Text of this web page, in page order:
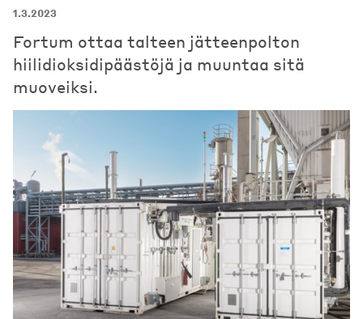
1.3.2023
Fortum ottaa talteen jätteenpolton
hiilidioksidipäästöjä ja muuntaa sitä
muoveiksi.